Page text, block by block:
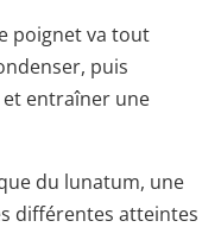
poignet va tout
puis
entraîner une
du lunatum, une
différentes atteintes